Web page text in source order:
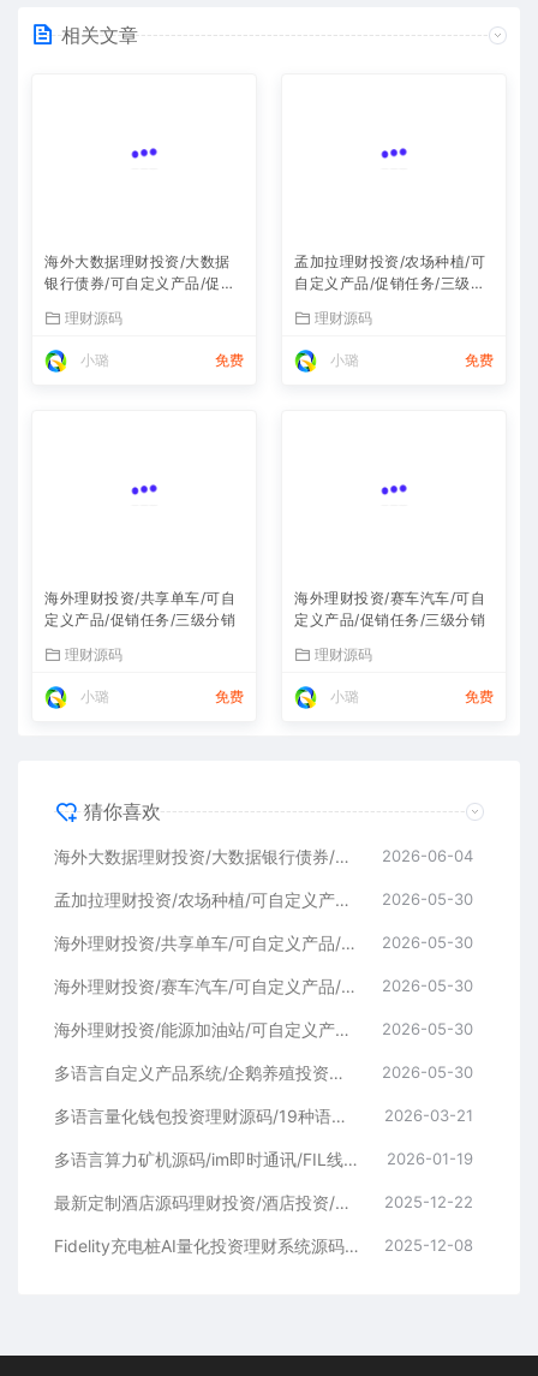
相关文章
海外大数据理财投资/大数据
银行债券/可自定义产品/促销
理财源码
小璐 免费
孟加拉理财投资/农场种植/可
自定义产品/促销任务/三级分
理财源码
小璐 免费
海外理财投资/共享单车/可自
定义产品/促销任务/三级分销
理财源码
小璐 免费
海外理财投资/赛车汽车/可自
定义产品/促销任务/三级分销
理财源码
小璐 免费
猜你喜欢
海外大数据理财投资/大数据银行债券/可自定义产品/促销任务/三级分销 2026-06-04
孟加拉理财投资/农场种植/可自定义产品/促销任务/三级分销 2026-05-30
海外理财投资/共享单车/可自定义产品/促销任务/三级分销 2026-05-30
海外理财投资/赛车汽车/可自定义产品/促销任务/三级分销 2026-05-30
海外理财投资/能源加油站/可自定义产品/促销任务/三级分销 2026-05-30
多语言自定义产品系统/企鹅养殖投资返利/一键安装 2026-05-30
多语言量化钱包投资理财源码/19种语言+行情实时数据 2026-03-21
多语言算力矿机源码/im即时通讯/FIL线性释放/脚本齐全/搭建教程 2026-01-19
最新定制酒店源码理财投资/酒店投资/前端编译后 2025-12-22
Fidelity充电桩AI量化投资理财系统源码 | 前端UniApp+后端PHP开源完整版 2025-12-08